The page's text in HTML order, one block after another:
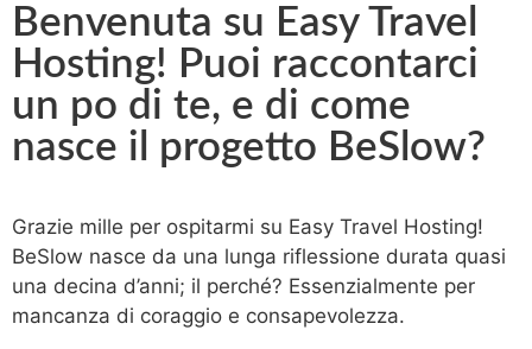
Benvenuta su Easy Travel
Hosting! Puoi raccontarci
un po di te, e di come
nasce il progetto BeSlow?
Grazie mille per ospitarmi su Easy Travel Hosting!
BeSlow nasce da una lunga riflessione durata quasi
una decina d’anni; il perché? Essenzialmente per
mancanza di coraggio e consapevolezza.